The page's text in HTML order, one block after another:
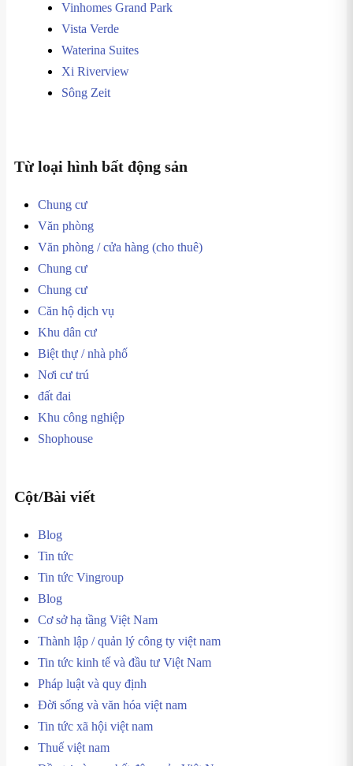
Vinhomes Grand Park
Vista Verde
Waterina Suites
Xi Riverview
Sông Zeit
Từ loại hình bất động sản
Chung cư
Văn phòng
Văn phòng / cửa hàng (cho thuê)
Chung cư
Chung cư
Căn hộ dịch vụ
Khu dân cư
Biệt thự / nhà phố
Nơi cư trú
đất đai
Khu công nghiệp
Shophouse
Cột/Bài viết
Blog
Tin tức
Tin tức Vingroup
Blog
Cơ sở hạ tầng Việt Nam
Thành lập / quản lý công ty việt nam
Tin tức kinh tế và đầu tư Việt Nam
Pháp luật và quy định
Đời sống và văn hóa việt nam
Tin tức xã hội việt nam
Thuế việt nam